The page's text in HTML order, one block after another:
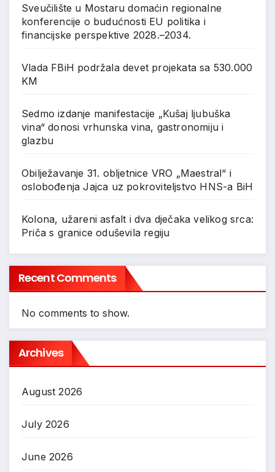
Sveučilište u Mostaru domaćin regionalne
konferencije o budućnosti EU politika i
financijske perspektive 2028.–2034.
Vlada FBiH podržala devet projekata sa 530.000
KM
Sedmo izdanje manifestacije „Kušaj ljubuška
vina“ donosi vrhunska vina, gastronomiju i
glazbu
Obilježavanje 31. obljetnice VRO „Maestral“ i
oslobođenja Jajca uz pokroviteljstvo HNS-a BiH
Kolona, užareni asfalt i dva dječaka velikog srca:
Priča s granice oduševila regiju
Recent Comments
No comments to show.
Archives
August 2026
July 2026
June 2026